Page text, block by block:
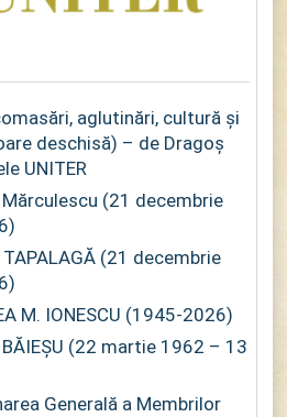
aglutinări, cultură și
deschisă) – de Dragoș
UNITER
(21 decembrie
(21 decembrie
M. IONESCU (1945-2026)
(22 martie 1962 – 13
Generală a Membrilor